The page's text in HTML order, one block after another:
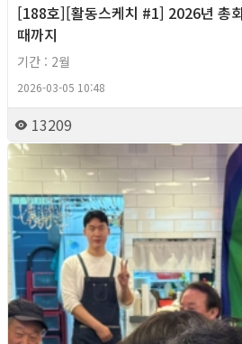
[188호][활동스케치 #1] 2026년 총
때까지
기간 : 2월
2026-03-05 10:48
13209